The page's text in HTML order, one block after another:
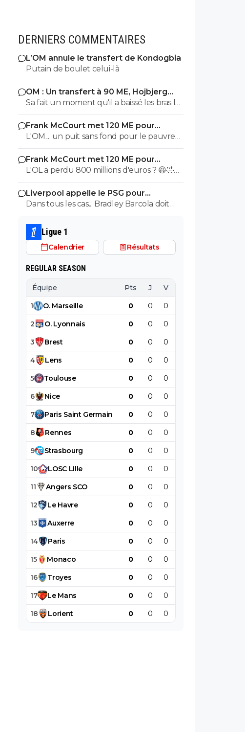
DERNIERS COMMENTAIRES
L’OM annule le transfert de Kondogbia
Putain de boulet celui-là
OM : Un transfert à 90 ME, Hojbjerg
s'en va
Sa fait un moment qu'il a baissé les bras la
première saison il etait top mais depuis
quelques match etait en dessus. Merci et
bon vent a lui pour le reste de sa carrière
...
Frank McCourt met 120 ME pour
sauver l’OM !
L'OM.... un puit sans fond pour le pauvre
Frank McCourt.
Frank McCourt met 120 ME pour
sauver l’OM !
L'OL a perdu 800 millions d'euros ? 😆🤣😂
Pourquoi pas un milliard tant que tu y es !
^^
Liverpool appelle le PSG pour
renoncer à Barcola
Dans tous les cas... Bradley Barcola doit
être très inquiet. Ce qui est vraiment
compréhensible lorsque l'on sait
comment le PSG a traiter Kylian Mbappé
lorsqu'il avait voulu quitter le PSG.
Ligue 1
Calendrier Résultats
REGULAR SEASON
Équipe Pts J V
1 O. Marseille 0 0 0
2 O. Lyonnais 0 0 0
3 Brest 0 0 0
4 Lens 0 0 0
5 Toulouse 0 0 0
6 Nice 0 0 0
7 Paris Saint Germain 0 0 0
8 Rennes 0 0 0
9 Strasbourg 0 0 0
10 LOSC Lille 0 0 0
11 Angers SCO 0 0 0
12 Le Havre 0 0 0
13 Auxerre 0 0 0
14 Paris 0 0 0
15 Monaco 0 0 0
16 Troyes 0 0 0
17 Le Mans 0 0 0
18 Lorient 0 0 0